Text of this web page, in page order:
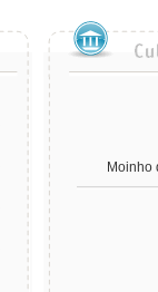
Moinho